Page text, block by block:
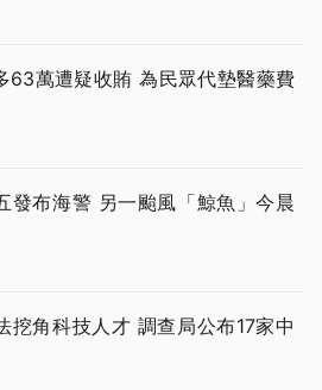
63萬遭疑收賄 為民眾代墊醫藥費
發布海警 另一颱風「鯨魚」今晨
挖角科技人才 調查局公布17家中